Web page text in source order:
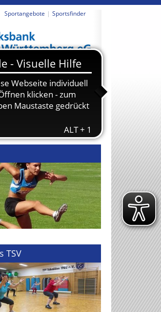
Sportangebote Sportsfinder
Next
TSV